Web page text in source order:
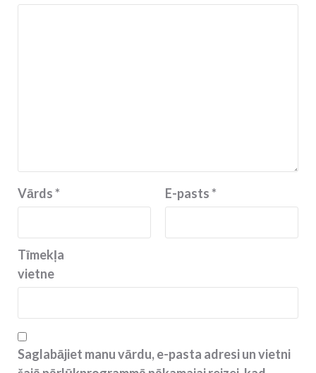
Vārds* E-pasts*
Tīmekļa
vietne
Saglabājiet manu vārdu, e-pasta adresi un vietni